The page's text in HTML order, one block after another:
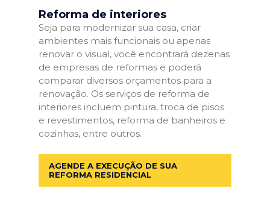
Reforma de interiores
Seja para modernizar sua casa, criar
ambientes mais funcionais ou apenas
renovar o visual, você encontrará dezenas
de empresas de reformas e poderá
comparar diversos orçamentos para a
renovação. Os serviços de reforma de
interiores incluem pintura, troca de pisos
e revestimentos, reforma de banheiros e
cozinhas, entre outros.
AGENDE A EXECUÇÃO DE SUA
REFORMA RESIDENCIAL